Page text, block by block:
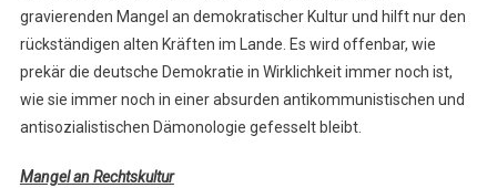
gravierenden Mangel an demokratischer Kultur und hilft nur den
rückständigen alten Kräften im Lande. Es wird offenbar, wie
prekär die deutsche Demokratie in Wirklichkeit immer noch ist,
wie sie immer noch in einer absurden antikommunistischen und
antisozialistischen Dämonologie gefesselt bleibt.
Mangel an Rechtskultur